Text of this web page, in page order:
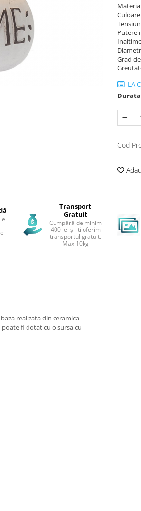
Putere
Grad
LA
Cod
Transport
Gratuit
Cumpără de minim
400 lei și iti oferim
transportul gratuit.
Max 10kg
realizata din ceramica
fi dotat cu o sursa cu